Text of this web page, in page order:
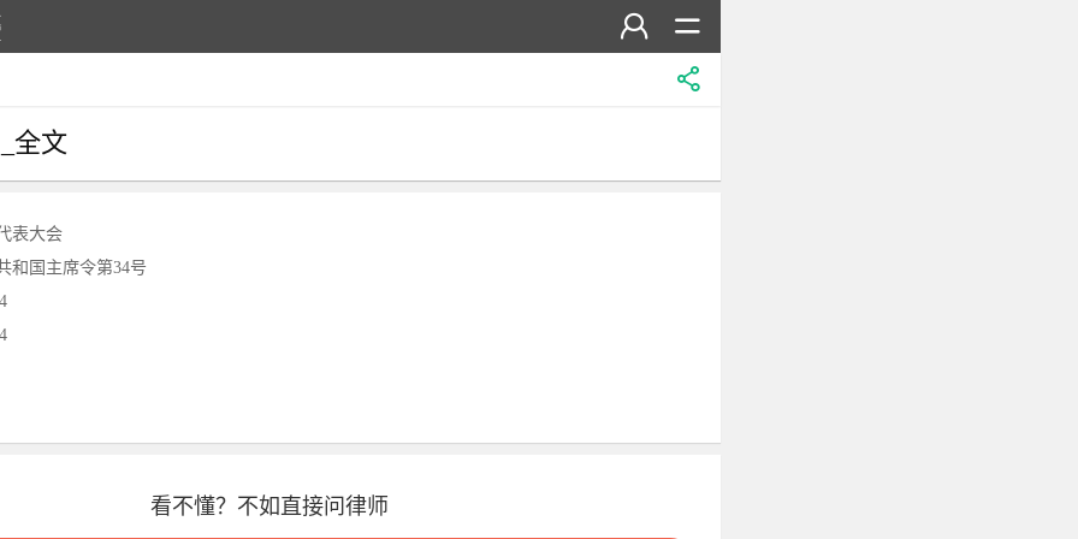
全文
表大会
和国主席令第34号
看不懂？不如直接问律师